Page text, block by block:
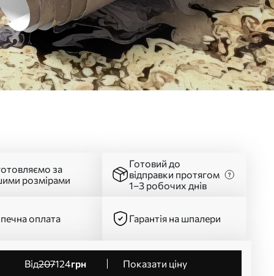
за
розмірами
Готовий до
відправки протягом
1–3 робочих днів
оплата Гарантія на шпалери
від207124грн Показати ціну